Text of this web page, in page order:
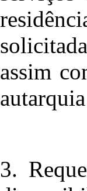
assim
3.